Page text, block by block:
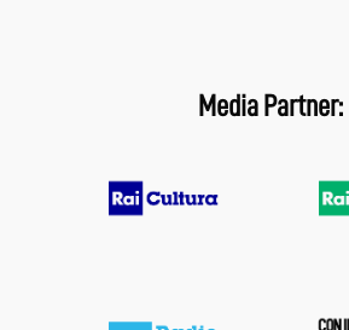
Media Partner: